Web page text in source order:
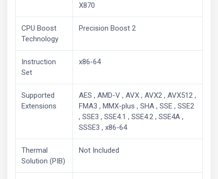
X870
CPU Boost
Technology
Precision Boost 2
Instruction
Set
x86-64
Supported
Extensions
AES , AMD-V , AVX , AVX2 , AVX512 ,
FMA3 , MMX-plus , SHA , SSE , SSE2
, SSE3 , SSE4.1 , SSE4.2 , SSE4A ,
SSSE3 , x86-64
Thermal
Solution (PIB)
Not Included